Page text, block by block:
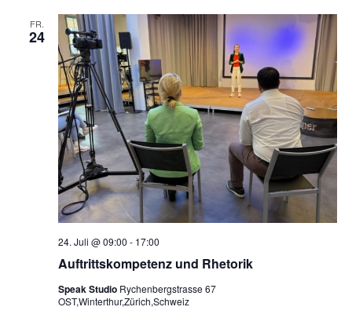
FR.
24
Auftrittskompetenz und Rhetorik
24. Juli @ 09:00 - 17:00
Speak Studio Rychenbergstrasse 67
OST,Winterthur,Zürich,Schweiz